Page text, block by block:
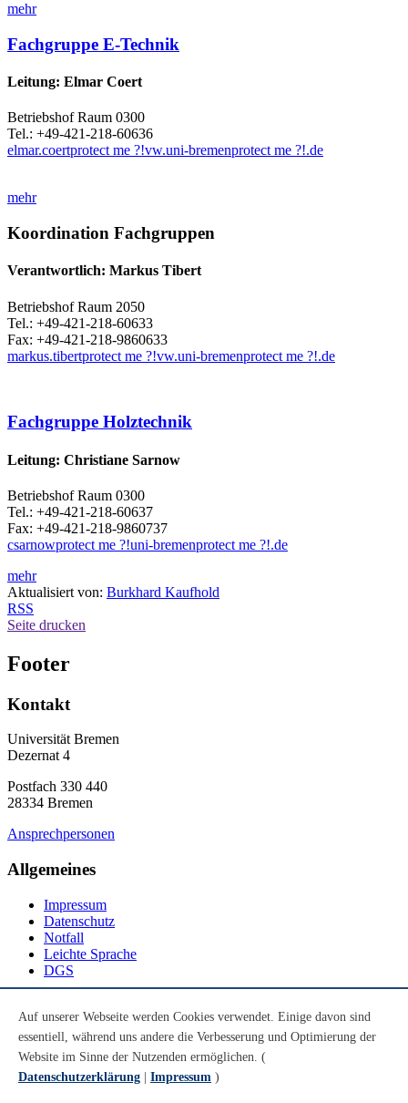
mehr
Fachgruppe E-Technik
Leitung: Elmar Coert
Betriebshof Raum 0300
Tel.: +49-421-218-60636
elmar.coertprotect me ?!vw.uni-bremenprotect me ?!.de
mehr
Koordination Fachgruppen
Verantwortlich: Markus Tibert
Betriebshof Raum 2050
Tel.: +49-421-218-60633
Fax: +49-421-218-9860633
markus.tibertprotect me ?!vw.uni-bremenprotect me ?!.de
Fachgruppe Holztechnik
Leitung: Christiane Sarnow
Betriebshof Raum 0300
Tel.: +49-421-218-60637
Fax: +49-421-218-9860737
csarnowprotect me ?!uni-bremenprotect me ?!.de
mehr
Aktualisiert von: Burkhard Kaufhold
RSS
Seite drucken
Footer
Kontakt
Universität Bremen
Dezernat 4
Postfach 330 440
28334 Bremen
Ansprechpersonen
Allgemeines
Impressum
Datenschutz
Notfall
Leichte Sprache
DGS
Youtube
Instagram
LinkedIn
Auf unserer Webseite werden Cookies verwendet. Einige davon sind
essentiell, während uns andere die Verbesserung und Optimierung der
Website im Sinne der Nutzenden ermöglichen. (
Datenschutzerklärung
Impressum )